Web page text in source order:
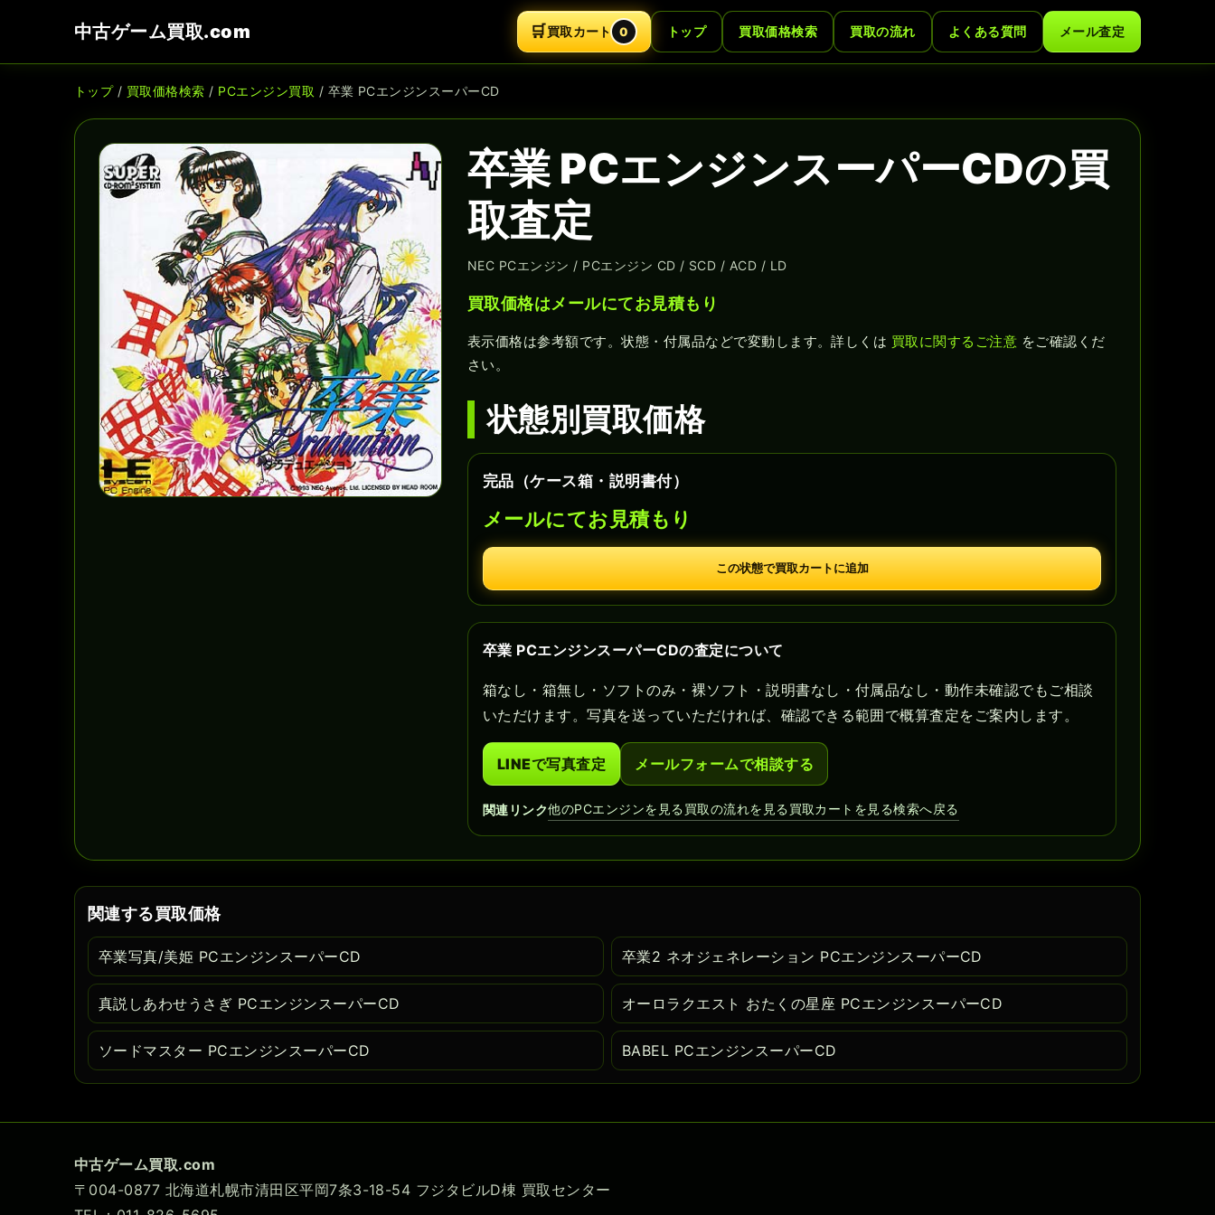
中古ゲーム買取.com 🛒買取カート 0 トップ 買取価格検索 買取の流れ よくある質問 メール査定
トップ/ 買取価格検索 / PCエンジン買取 / 卒業 PCエンジンスーパーCD
卒業 PCエンジンスーパーCDの買
取査定
NEC PCエンジン / PCエンジン CD / SCD / ACD / LD
買取価格はメールにてお見積もり
表示価格は参考額です。状態・付属品などで変動します。詳しくは 買取に関するご注意 をご確認くだ
さい。
状態別買取価格
完品（ケース箱・説明書付）
メールにてお見積もり
この状態で買取カートに追加
卒業 PCエンジンスーパーCDの査定について
箱なし・箱無し・ソフトのみ・裸ソフト・説明書なし・付属品なし・動作未確認でもご相談
いただけます。写真を送っていただければ、確認できる範囲で概算査定をご案内します。
LINEで写真査定 メールフォームで相談する
関連リンク他のPCエンジンを見る買取の流れを見る買取カートを見る検索へ戻る
関連する買取価格
卒業写真/美姫 PCエンジンスーパーCD 卒業2 ネオジェネレーション PCエンジンスーパーCD
真説しあわせうさぎ PCエンジンスーパーCD オーロラクエスト おたくの星座 PCエンジンスーパーCD
ソードマスター PCエンジンスーパーCD BABEL PCエンジンスーパーCD
中古ゲーム買取.com
〒004-0877 北海道札幌市清田区平岡7条3-18-54 フジタビルD棟 買取センター